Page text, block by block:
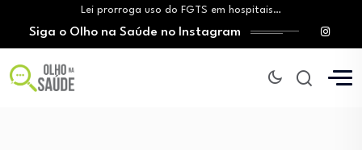
Brasil registra alta taxa de diagnósticos tardios…
O Monte Tabor entrega à Bahia um…
Aleitamento materno: Salvador amplia ações de incentivo…
Medicamento incorporado ao SUS reduz em até…
Siga o Olho na Saúde no Instagram